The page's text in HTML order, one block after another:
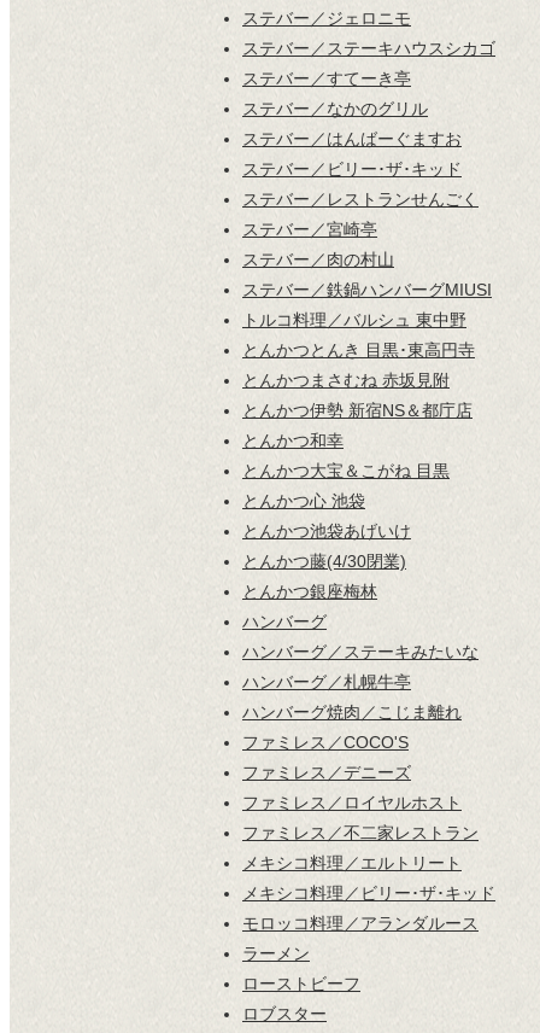
ステバー／ジェロニモ
ステバー／ステーキハウスシカゴ
ステバー／すてーき亭
ステバー／なかのグリル
ステバー／はんばーぐますお
ステバー／ビリー･ザ･キッド
ステバー／レストランせんごく
ステバー／宮崎亭
ステバー／肉の村山
ステバー／鉄鍋ハンバーグMIUSI
トルコ料理／バルシュ 東中野
とんかつとんき 目黒･東高円寺
とんかつまさむね 赤坂見附
とんかつ伊勢 新宿NS＆都庁店
とんかつ和幸
とんかつ大宝＆こがね 目黒
とんかつ心 池袋
とんかつ池袋あげいけ
とんかつ藤(4/30閉業)
とんかつ銀座梅林
ハンバーグ
ハンバーグ／ステーキみたいな
ハンバーグ／札幌牛亭
ハンバーグ焼肉／こじま離れ
ファミレス／COCO'S
ファミレス／デニーズ
ファミレス／ロイヤルホスト
ファミレス／不二家レストラン
メキシコ料理／エルトリート
メキシコ料理／ビリー･ザ･キッド
モロッコ料理／アランダルース
ラーメン
ローストビーフ
ロブスター